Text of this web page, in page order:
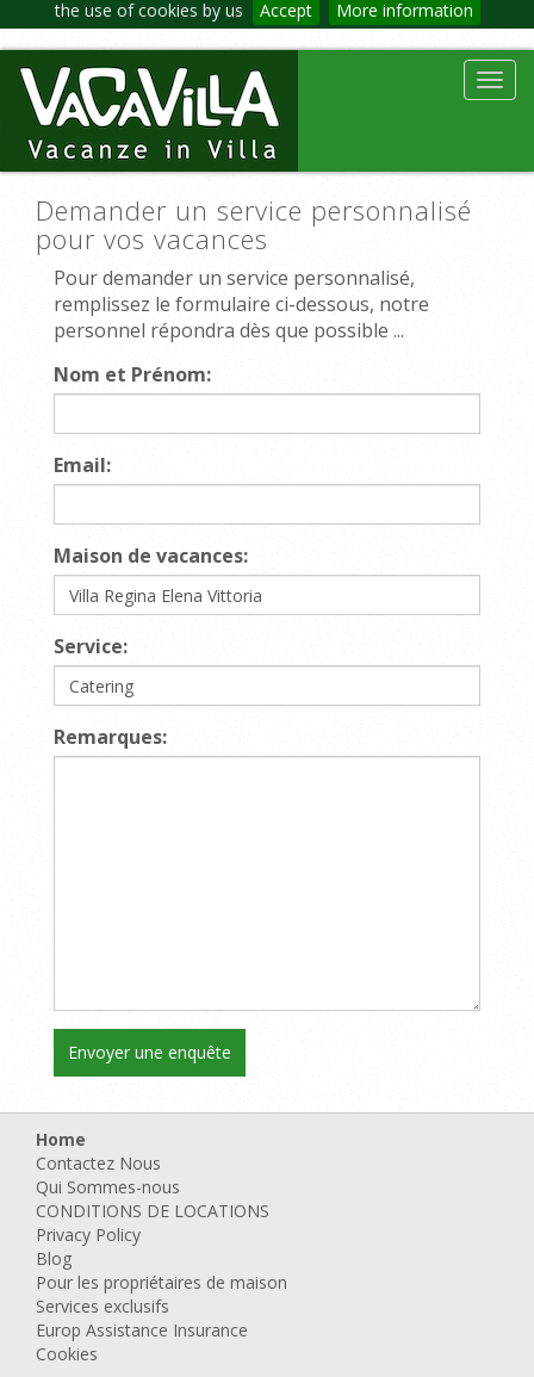
the use of cookies by us Accept More information
Demander un service personnalisé
pour vos vacances
Pour demander un service personnalisé,
remplissez le formulaire ci-dessous, notre
personnel répondra dès que possible ...
Nom et Prénom:
Email:
Maison de vacances:
Service:
Remarques:
Home
Contactez Nous
Qui Sommes-nous
CONDITIONS DE LOCATIONS
Privacy Policy
Blog
Pour les propriétaires de maison
Services exclusifs
Europ Assistance Insurance
Cookies